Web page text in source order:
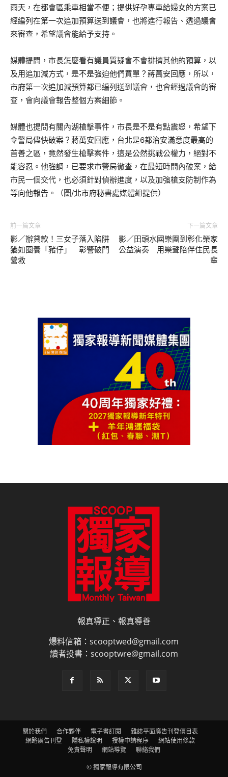
雨天，在都會區乘車相當不便；提供好孕專車給婦女的方案已
經編列在第一次追加預算送到議會，也將進行報告、透過議會
來審查，希望議會能給予支持。
媒體提問，市長怎麼看有議員質疑會不會排擠其他的預算，以
及用追加減方式，是不是強迫他們買單？蔣萬安回應，所以，
市府第一次追加減預算都已編列送到議會，也會經過議會的審
查，會向議會報告整個方案細節。
媒體也提問有關內湖槍擊事件，市長是不是有點震怒，希望下
令警局儘快破案？蔣萬安回應，台北是6都治安滿意度最高的
首善之區，竟然發生槍擊案件，這是公然挑戰公權力，絕對不
能容忍。他強調，已要求市警局徹查，在最短時間內破案，給
市民一個交代，也必須針對偵辦進度，以及加強槍支防制作為
等向他報告。（圖/北市府秘書處媒體組提供）
前一篇文章
影／辦貸款！三女子落入陷阱
猶如圈養「豬仔」 彰警破門
營救
下一篇文章
影／田頭水國樂團到彰化榮家
公益演奏 用樂聲陪伴住民長
輩
報真導正、報真導善
爆料信箱：scooptwed@gmail.com
讀者投書：scooptwre@gmail.com
關於我們 合作夥伴 電子書訂閱
雜誌平面廣告刊登價目表
網路廣告刊登
隱私權說明 授權申請程序
網站使用條款
免責聲明
網站導覽
聯絡我們
© 獨家報導有限公司